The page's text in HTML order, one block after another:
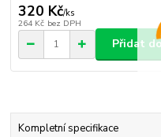
320 Kč/ks
264 Kč bez DPH
Přidat
Kompletní specifikace